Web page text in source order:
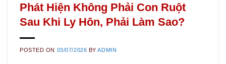
Phát Hiện Không Phải Con Ruột
Sau Khi Ly Hôn, Phải Làm Sao?
POSTED ON 03/07/2026 BYADMIN